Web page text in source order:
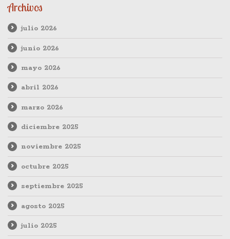
Archivos
julio 2026
junio 2026
mayo 2026
abril 2026
marzo 2026
diciembre 2025
noviembre 2025
octubre 2025
septiembre 2025
agosto 2025
julio 2025